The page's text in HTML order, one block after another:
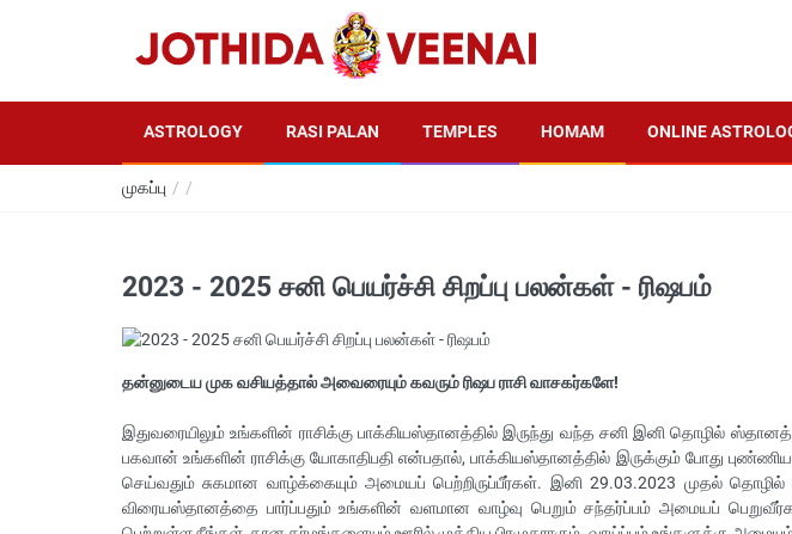
ASTROLOGY RASI PALAN TEMPLES HOMAM ONLINE
முகப்பு / /
2023 - 2025 சனி பெயர்ச்சி சிறப்பு பலன்கள் - ரிஷபம்
தன்னுடைய முக வசியத்தால் அவைரையும் கவரும் ரிஷப ராசி வாசகர்களே!
இதுவரையிலும் உங்களின் ராசிக்கு பாக்கியஸ்தானத்தில் இருந்து வந்த சனி இனி தொழில்
பகவான் உங்களின் ராசிக்கு யோகாதிபதி என்பதால், பாக்கியஸ்தானத்தில் இருக்கும் போது
செய்வதும் சுகமான வாழ்க்கையும் அமையப் பெற்றிருப்பீர்கள். இனி 29.03.2023 முதல் தொழில்
விரையஸ்தானத்தை பார்ப்பதும் உங்களின் வளமான வாழ்வு பெறும் சந்தர்ப்பம் அமையப்